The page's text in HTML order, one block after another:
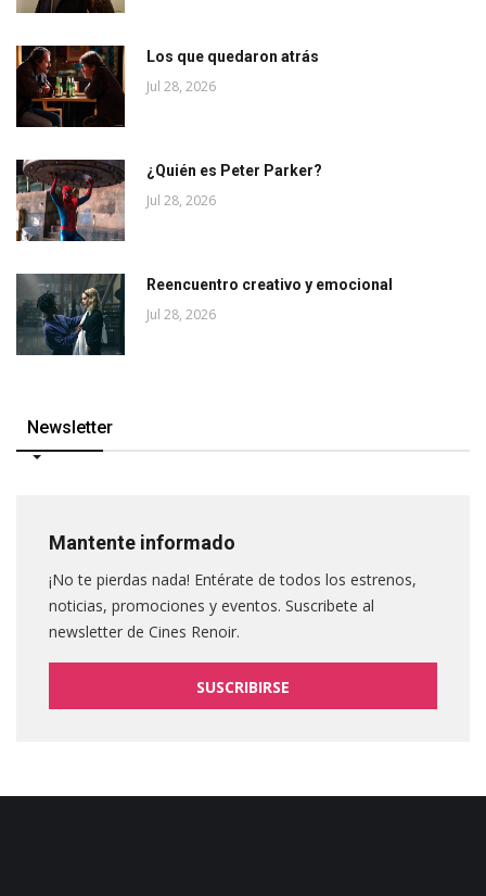
Los que quedaron atrás
Jul 28, 2026
¿Quién es Peter Parker?
Jul 28, 2026
Reencuentro creativo y emocional
Jul 28, 2026
Newsletter
Mantente informado
¡No te pierdas nada! Entérate de todos los estrenos,
noticias, promociones y eventos. Suscribete al
newsletter de Cines Renoir.
SUSCRIBIRSE